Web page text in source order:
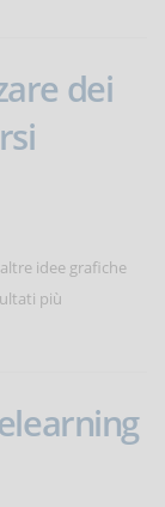
dei
idee grafiche
più